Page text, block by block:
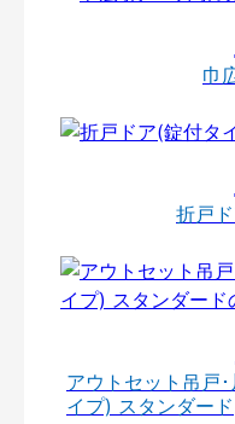
巾
折戸
アウトセット吊戸
イプ) スタンダード